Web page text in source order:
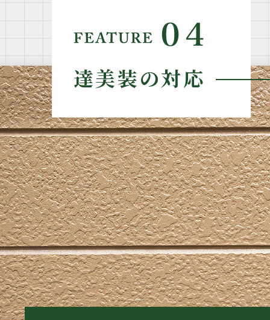
達美装の対応